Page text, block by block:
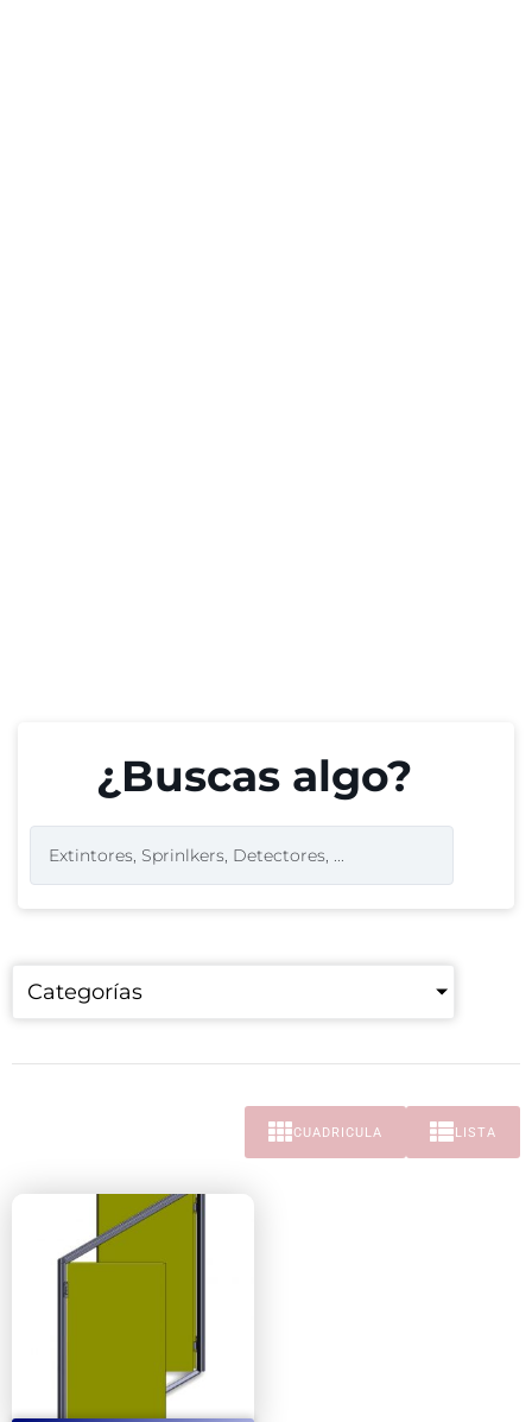
¿Buscas algo?
Categorías
CUADRICULA LISTA